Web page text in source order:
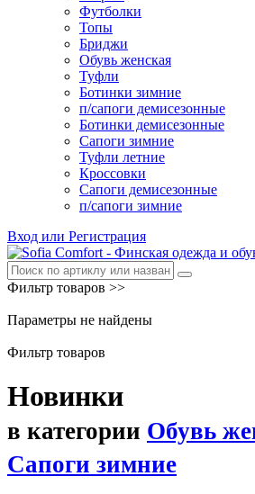
Футболки
Топы
Бриджи
Обувь женская
Туфли
Ботинки зимние
п/сапоги демисезонные
Ботинки демисезонные
Сапоги зимние
Туфли летние
Кроссовки
Сапоги демисезонные
п/сапоги зимние
Вход или Регистрация
Фильтр товаров >>
Параметры не найдены
Фильтр товаров
Новинки
в категории Обувь
Сапоги зимние